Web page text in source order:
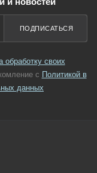
обработку своих
с Политикой в
данных
ПОДПИСАТЬСЯ